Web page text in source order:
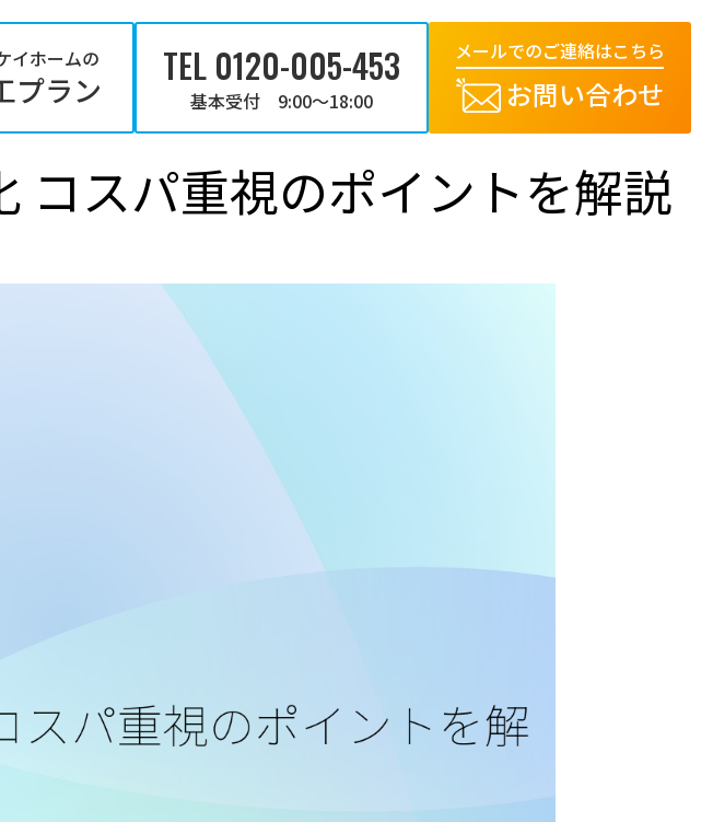
イホームの
プラン TEL 0120-005-453
基本受付 9:00～18:00
メールでのご連絡はこちら
お問い合わせ
コスパ重視のポイントを解説